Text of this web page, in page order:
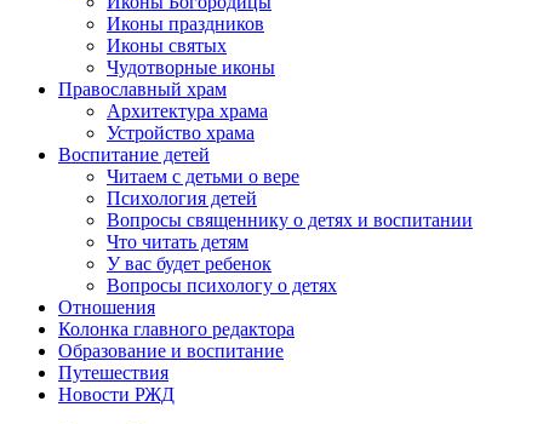
Иконы праздников
Иконы святых
Чудотворные иконы
Православный храм
Архитектура храма
Устройство храма
Воспитание детей
Читаем с детьми о вере
Психология детей
Вопросы священнику о детях и воспитании
Что читать детям
У вас будет ребенок
Вопросы психологу о детях
Отношения
Колонка главного редактора
Образование и воспитание
Путешествия
Новости РЖД